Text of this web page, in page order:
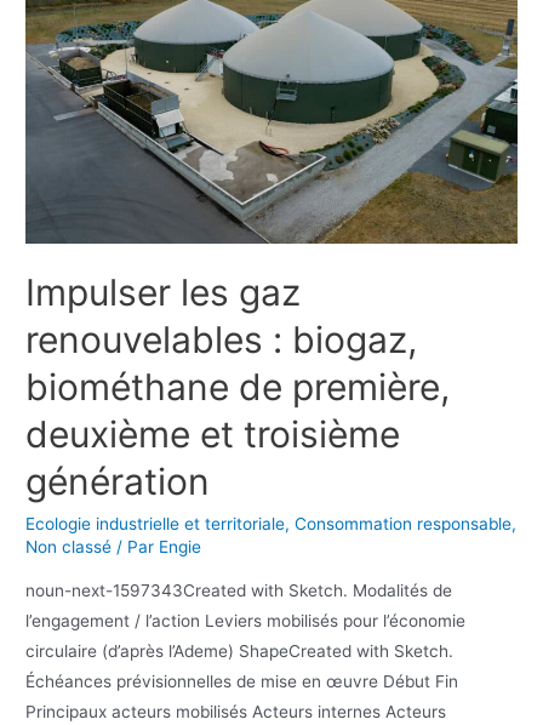
Impulser les gaz
renouvelables : biogaz,
biométhane de première,
deuxième et troisième
génération
Ecologie industrielle et territoriale,Consommation responsable,
Non classé / Par Engie
noun-next-1597343Created with Sketch. Modalités de
l’engagement / l’action Leviers mobilisés pour l’économie
circulaire (d’après l’Ademe) ShapeCreated with Sketch.
Échéances prévisionnelles de mise en œuvre Début Fin
Principaux acteurs mobilisés Acteurs internes Acteurs